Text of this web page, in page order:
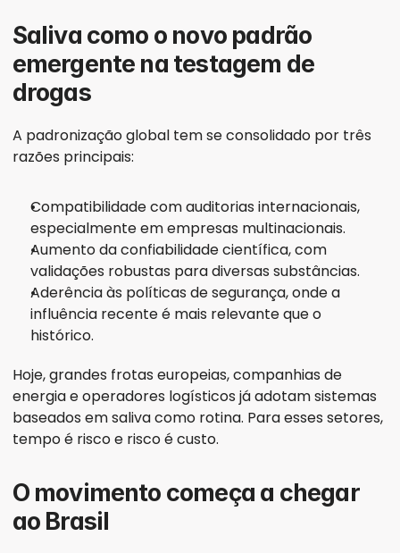
Saliva como o novo padrão
emergente na testagem de
drogas
A padronização global tem se consolidado por três
razões principais:
Compatibilidade com auditorias internacionais,
especialmente em empresas multinacionais.
Aumento da confiabilidade científica, com
validações robustas para diversas substâncias.
Aderência às políticas de segurança, onde a
influência recente é mais relevante que o
histórico.
Hoje, grandes frotas europeias, companhias de
energia e operadores logísticos já adotam sistemas
baseados em saliva como rotina. Para esses setores,
tempo é risco e risco é custo.
O movimento começa a chegar
ao Brasil